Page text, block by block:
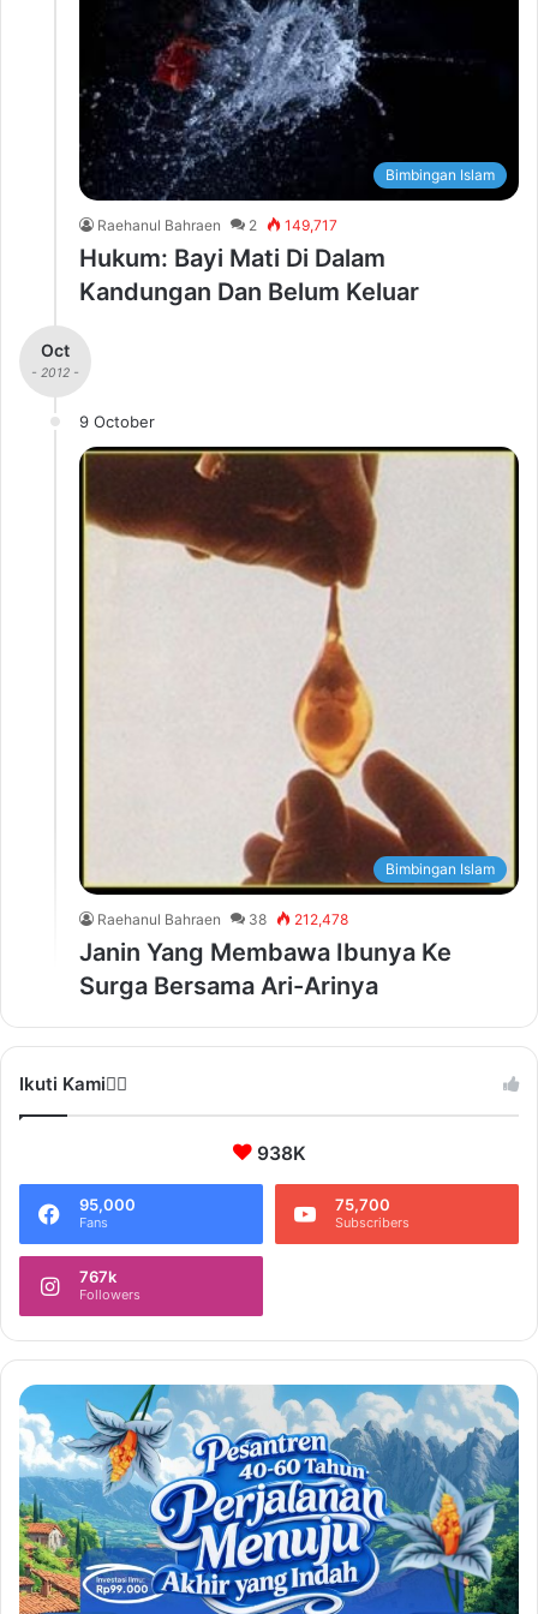
Bimbingan Islam
Raehanul Bahraen 2 149,717
Hukum: Bayi Mati Di Dalam
Kandungan Dan Belum Keluar
Oct
- 2012 -
9 October
Bimbingan Islam
Raehanul Bahraen 38 212,478
Janin Yang Membawa Ibunya Ke
Surga Bersama Ari-Arinya
Ikuti Kami❤️‍🔥
938K
95,000
Fans
75,700
Subscribers
767k
Followers